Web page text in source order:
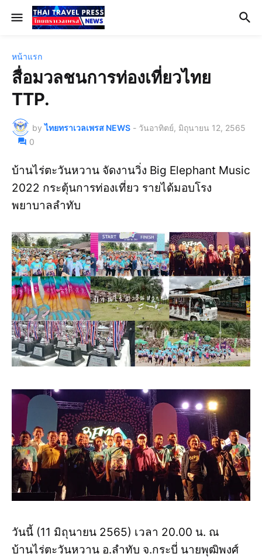
หน้าแรก
สื่อมวลชนการท่องเที่ยวไทย
TTP.
by ไทยทราเวลเพรส NEWS - วันอาทิตย์, มิถุนายน 12, 2565
0
บ้านไร่ตะวันหวาน จัดงานวิ่ง Big Elephant Music
2022 กระตุ้นการท่องเที่ยว รายได้มอบโรง
พยาบาลลำทับ
วันนี้ (11 มิถุนายน 2565) เวลา 20.00 น. ณ
บ้านไร่ตะวันหวาน อ.ลำทับ จ.กระบี่ นายพุฒิพงศ์